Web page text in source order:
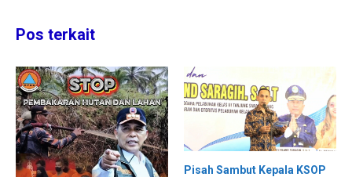
Pos terkait
Pisah Sambut Kepala KSOP